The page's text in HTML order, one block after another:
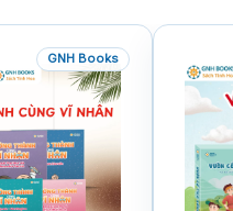
GNH Books